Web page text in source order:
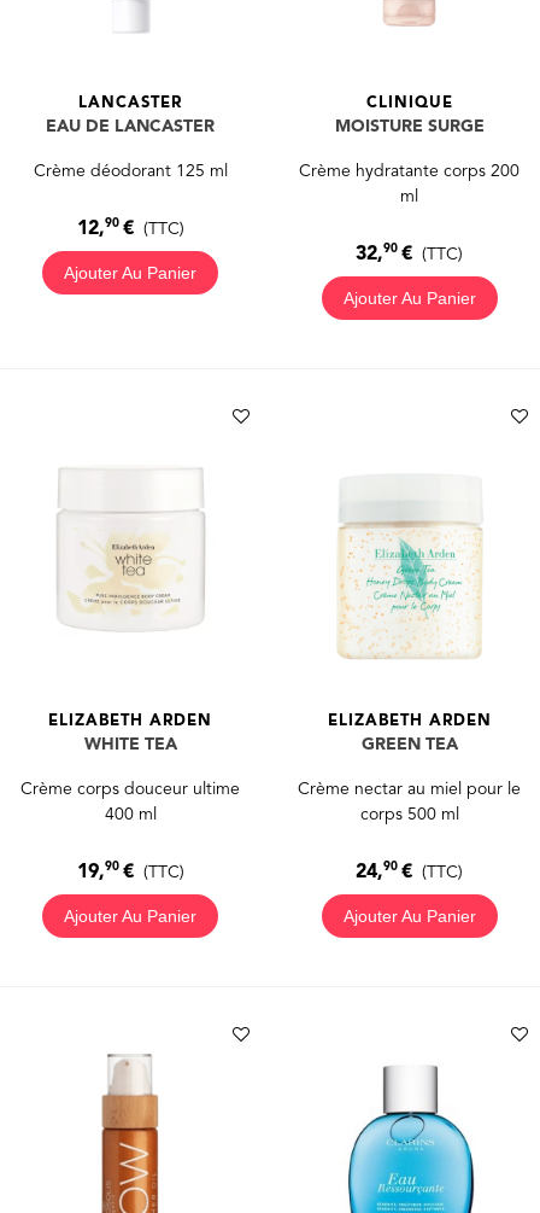
LANCASTER
EAU DE LANCASTER
Crème déodorant 125 ml
12,90 € (TTC)
Ajouter Au Panier
CLINIQUE
MOISTURE SURGE
Crème hydratante corps 200
ml
32,90€ (TTC)
Ajouter Au Panier
ELIZABETH ARDEN
WHITE TEA
Crème corps douceur ultime
400 ml
19,90 € (TTC)
Ajouter Au Panier
ELIZABETH ARDEN
GREEN TEA
Crème nectar au miel pour le
corps 500 ml
24,90€ (TTC)
Ajouter Au Panier